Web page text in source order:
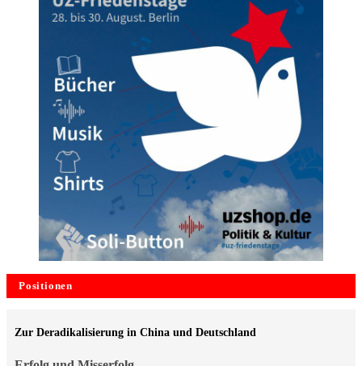
Positionen
Zur Deradikalisierung in China und Deutschland